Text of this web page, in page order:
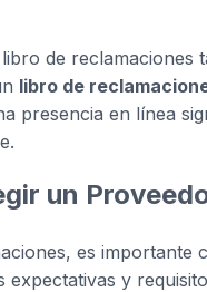
de reclamaciones
libro de
presencia en línea
un
es importante
y